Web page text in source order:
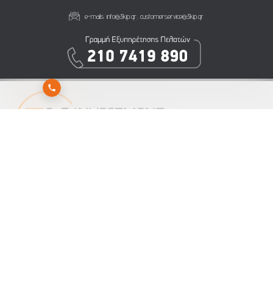
e-mails:info@3kip.gr ,customerservice@3kip.gr